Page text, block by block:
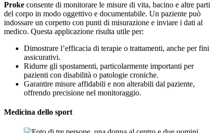
Proke consente di monitorare le misure di vita, bacino e altre parti
del corpo in modo oggettivo e documentabile. Un paziente può
indossare un corpetto con punti di misurazione e inviare i dati al
medico. Questa applicazione risulta utile per:
Dimostrare l’efficacia di terapie o trattamenti, anche per fini
assicurativi.
Ridurre gli spostamenti, particolarmente importanti per
pazienti con disabilità o patologie croniche.
Garantire misure affidabili e non alterabili dal paziente,
offrendo precisione nel monitoraggio.
Medicina dello sport